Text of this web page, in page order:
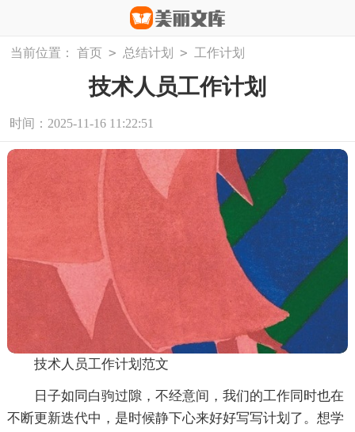
当前位置： 首页 > 总结计划 > 工作计划
技术人员工作计划
时间：2025-11-16 11:22:51
技术人员工作计划范文
日子如同白驹过隙，不经意间，我们的工作同时也在
不断更新迭代中，是时候静下心来好好写写计划了。想学